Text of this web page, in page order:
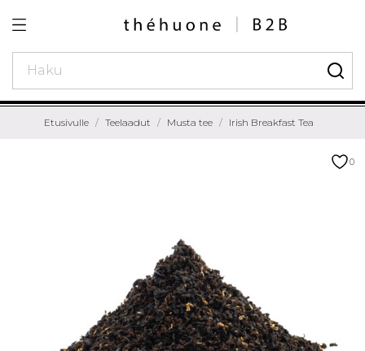
Etusivulle Teelaadut Musta tee Irish Breakfast Tea
0